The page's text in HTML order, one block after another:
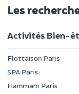
Les
Activités Bien-
Flottaison Paris
SPA Paris
Hammam Paris